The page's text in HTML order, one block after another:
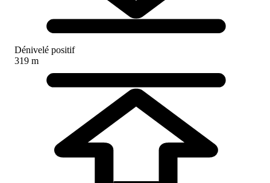
Dénivelé positif
319 m